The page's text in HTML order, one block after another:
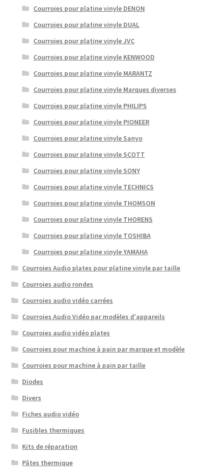
Courroies pour platine vinyle DENON
Courroies pour platine vinyle DUAL
Courroies pour platine vinyle JVC
Courroies pour platine vinyle KENWOOD
Courroies pour platine vinyle MARANTZ
Courroies pour platine vinyle Marques diverses
Courroies pour platine vinyle PHILIPS
Courroies pour platine vinyle PIONEER
Courroies pour platine vinyle Sanyo
Courroies pour platine vinyle SCOTT
Courroies pour platine vinyle SONY
Courroies pour platine vinyle TECHNICS
Courroies pour platine vinyle THOMSON
Courroies pour platine vinyle THORENS
Courroies pour platine vinyle TOSHIBA
Courroies pour platine vinyle YAMAHA
Courroies Audio plates pour platine vinyle par taille
Courroies audio rondes
Courroies audio vidéo carrées
Courroies Audio Vidéo par modèles d'appareils
Courroies audio vidéo plates
Courroies pour machine à pain par marque et modèle
Courroies pour machine à pain par taille
Diodes
Divers
Fiches audio vidéo
Fusibles thermiques
Kits de réparation
Pâtes thermique